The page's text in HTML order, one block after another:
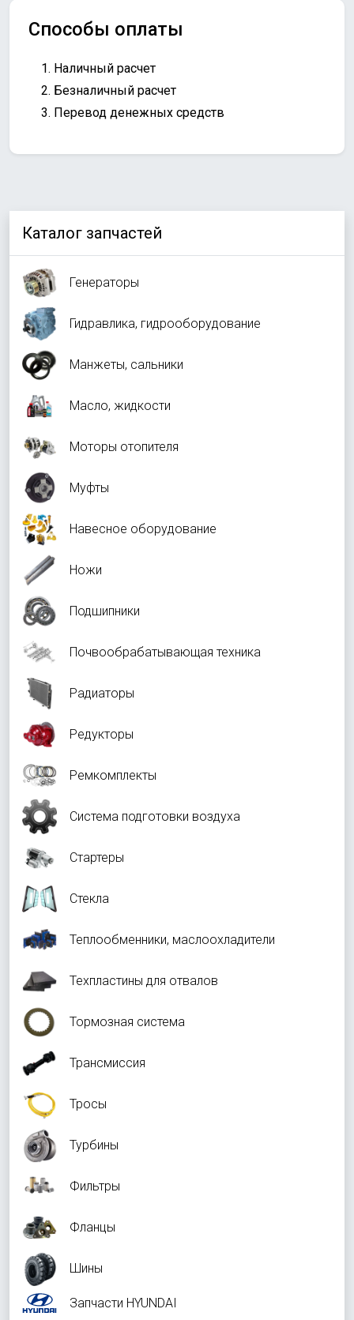
Каталог запчастей
Генераторы
Гидравлика, гидрооборудование
Манжеты, сальники
Масло, жидкости
Моторы отопителя
Муфты
Навесное оборудование
Ножи
Подшипники
Почвообрабатывающая техника
Радиаторы
Редукторы
Ремкомплекты
Система подготовки воздуха
Стартеры
Стекла
Теплообменники, маслоохладители
Техпластины для отвалов
Тормозная система
Трансмиссия
Тросы
Турбины
Фильтры
Фланцы
Шины
Запчасти HYUNDAI
Способы оплаты
Наличный расчет
Безналичный расчет
Перевод денежных средств